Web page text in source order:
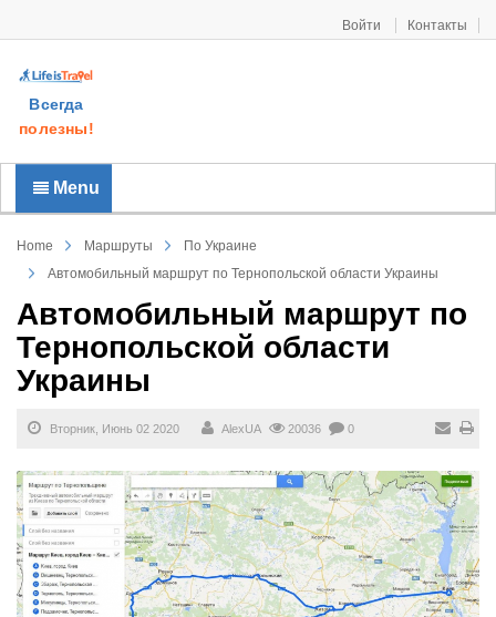
Войти Контакты
Всегда
полезны!
Menu
Home Маршруты
По Украине
Автомобильный маршрут по Тернопольской области Украины
Автомобильный маршрут по
Тернопольской области
Украины
Вторник, Июнь 02 2020 AlexUA 20036 0